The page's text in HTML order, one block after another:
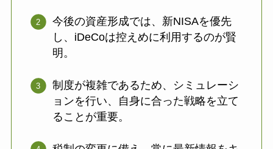
今後の資産形成では、新NISAを優先
し、iDeCoは控えめに利用するのが賢
明。
制度が複雑であるため、シミュレーシ
ョンを行い、自身に合った戦略を立て
ることが重要。